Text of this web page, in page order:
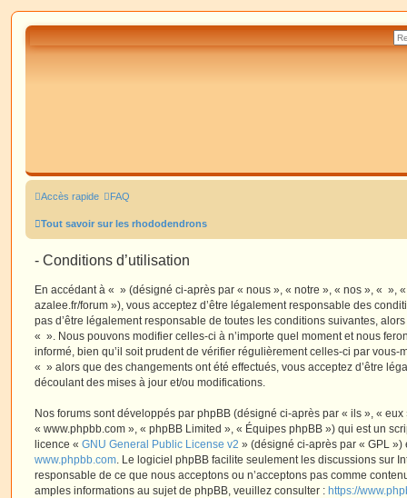
Accès rapide FAQ
Tout savoir sur les rhododendrons
- Conditions d’utilisation
En accédant à « » (désigné ci-après par « nous », « notre », « nos », « »,
azalee.fr/forum »), vous acceptez d’être légalement responsable des
pas d’être légalement responsable de toutes les conditions suivantes,
« ». Nous pouvons modifier celles-ci à n’importe quel moment et nous
informé, bien qu’il soit prudent de vérifier régulièrement celles-ci par vous-
« » alors que des changements ont été effectués, vous acceptez d’être
découlant des mises à jour et/ou modifications.
Nos forums sont développés par phpBB (désigné ci-après par « ils », «
« www.phpbb.com », « phpBB Limited », « Équipes phpBB ») qui est un
licence « GNU General Public License v2 » (désigné ci-après par « GPL
www.phpbb.com. Le logiciel phpBB facilite seulement les discussions sur
responsable de ce que nous acceptons ou n’acceptons pas comme
amples informations au sujet de phpBB, veuillez consulter : https://